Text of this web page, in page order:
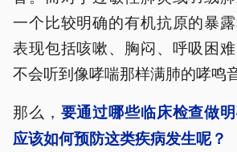
一个比较明确的有机抗原的暴
表现包括咳嗽、胸闷、呼吸困
不会听到像哮喘那样满肺的哮鸣音
那么， 要通过哪些临床检查做
应该如何预防这类疾病发生呢？